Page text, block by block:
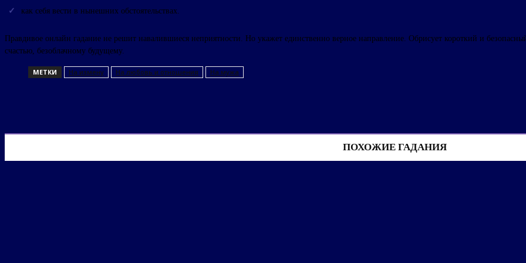
как себя вести в нынешних обстоятельствах.
Правдивое онлайн гадание не решит навалившиеся неприятности. Но укажет единственно верное направление. Обрисует короткий и
счастью, безоблачному будущему.
МЕТКИ На измену На любовь и отношения На мужа
ПОХОЖИЕ ГАДАНИЯ